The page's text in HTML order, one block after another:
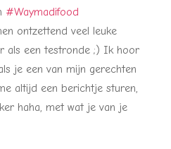
#Waymadifood
ontzettend veel leuke
als een testronde ;) Ik hoor
je een van mijn gerechten
altijd een berichtje sturen,
haha, met wat je van je